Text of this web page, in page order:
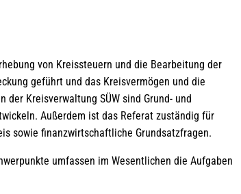
von Kreissteuern und die Bearbeitung der
geführt und das Kreisvermögen und die
Kreisverwaltung SÜW sind Grund- und
Außerdem ist das Referat zuständig für
sowie finanzwirtschaftliche Grundsatzfragen.
umfassen im Wesentlichen die Aufgaben